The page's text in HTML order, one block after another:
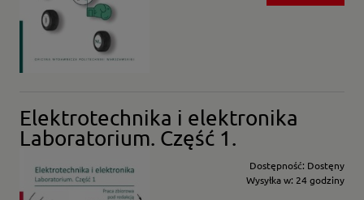
Elektrotechnika i elektronika
Laboratorium. Część 1.
Dostępność: Dostęny
Wysyłka w: 24 godziny